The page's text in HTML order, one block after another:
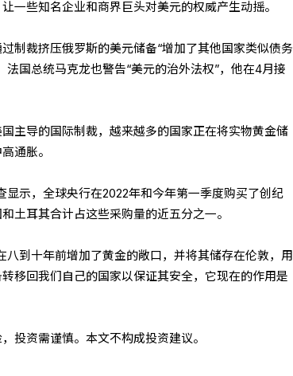
一些知名企业和商界巨头对美元的权威产生动摇。
制裁挤压俄罗斯的美元储备“增加了其他国家类似债务
国总统马克龙也警告“美元的治外法权”，他在4月接
主导的国际制裁，越来越多的国家正在将实物黄金储
通胀。
示，全球央行在2022年和今年第一季度购买了创纪
土耳其合计占这些采购量的近五分之一。
到十年前增加了黄金的敞口，并将其储存在伦敦，用
移回我们自己的国家以保证其安全，它现在的作用是
投资需谨慎。本文不构成投资建议。